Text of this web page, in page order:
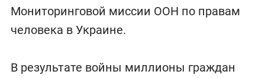
Мониторинговой миссии ООН по правам
человека в Украине.
В результате войны миллионы граждан